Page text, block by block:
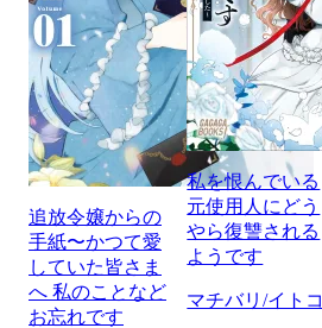
追放令嬢からの
手紙〜かつて愛
していた皆さま
へ 私のことなど
お忘れです
私を恨んでいる
元使用人にどう
やら復讐される
ようです
マチバリ/イトコ